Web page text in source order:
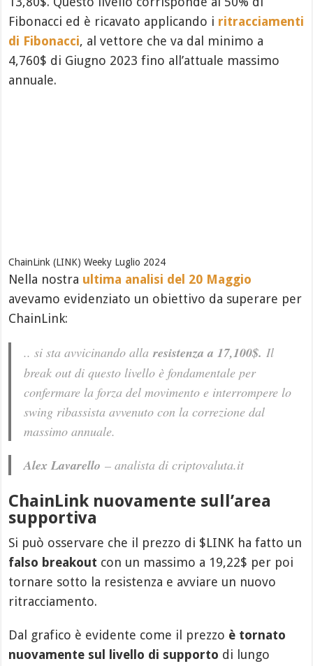
Fibonacci ed è ricavato applicando i ritracciamenti
di Fibonacci, al vettore che va dal minimo a
4,760$ di Giugno 2023 fino all’attuale massimo
annuale.
ChainLink (LINK) Weeky Luglio 2024
Nella nostra ultima analisi del 20 Maggio
avevamo evidenziato un obiettivo da superare per
ChainLink:
.. si sta avvicinando allaresistenza a 17,100$. Il
break out di questo livello è fondamentale per
confermare la forza del movimento e interrompere lo
swing ribassista avvenuto con la correzione dal
massimo annuale.
Alex Lavarello – analista di criptovaluta.it
ChainLink nuovamente sull’area
supportiva
Si può osservare che il prezzo di $LINK ha fatto un
falso breakout con un massimo a 19,22$ per poi
tornare sotto la resistenza e avviare un nuovo
ritracciamento.
Dal grafico è evidente come il prezzo è tornato
nuovamente sul livello di supporto di lungo